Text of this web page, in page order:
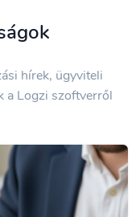
hírek, ügyviteli
a Logzi szoftverről